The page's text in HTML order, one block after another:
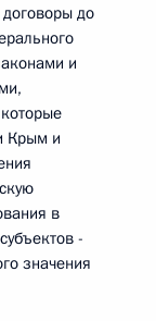
до
и
Крым и
в
-
значения